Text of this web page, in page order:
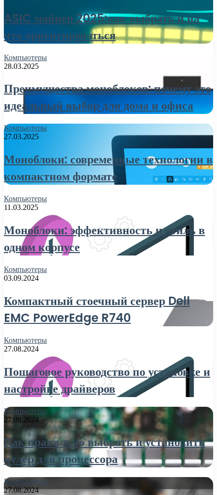
ASIC майнер 2025:как выбрать и на
что ориентироваться
Компьютеры
28.03.2025
Преимущества моноблоков: почему это
идеальный выбор для дома и офиса
Компьютеры
27.03.2025
Моноблоки: современные технологии в
компактном формате
Компьютеры
11.03.2025
Моноблоки: эффективность и стиль в
одном корпусе
Компьютеры
03.09.2024
Компактный стоечный сервер Dell
EMC PowerEdge R740
Компьютеры
27.08.2024
Пошаговое руководство по установке и
настройке драйверов
Компьютеры
27.08.2024
Как правильно выбрать и установить
кулер для процессора
Компьютеры
27.08.2024